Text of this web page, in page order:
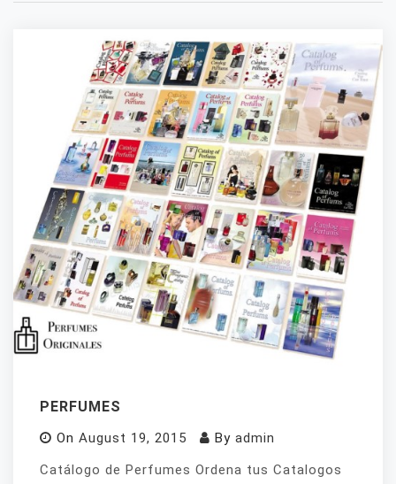
PERFUMES
On August 19, 2015 By admin
Catálogo de Perfumes Ordena tus Catalogos